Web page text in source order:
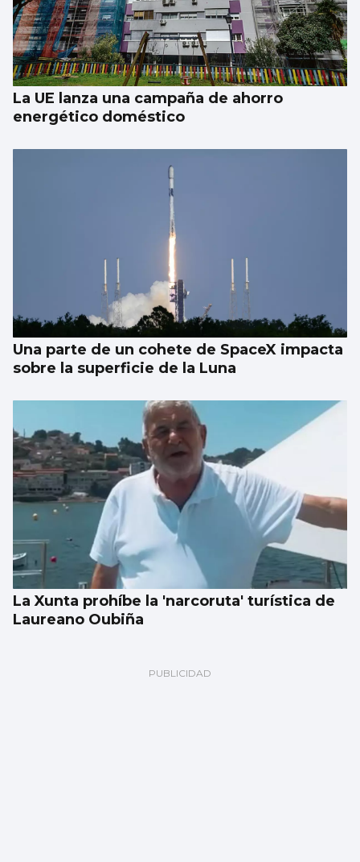
1.000 euros por ir a festivales con
acompañante: el “trabajo del verano”
existe
La UE lanza una campaña de ahorro
energético doméstico
Una parte de un cohete de SpaceX impacta
sobre la superficie de la Luna
La Xunta prohíbe la 'narcoruta' turística de
Laureano Oubiña